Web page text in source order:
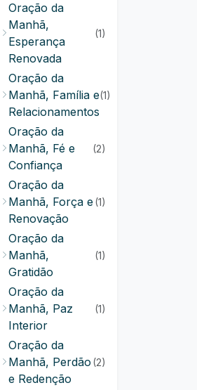
Oração da
Manhã,
Esperança
Renovada
(1)
Oração da
Manhã, Família e
Relacionamentos
(1)
Oração da
Manhã, Fé e
Confiança
(2)
Oração da
Manhã, Força e
Renovação
(1)
Oração da
Manhã,
Gratidão
(1)
Oração da
Manhã, Paz
Interior
(1)
Oração da
Manhã, Perdão
e Redenção
(2)